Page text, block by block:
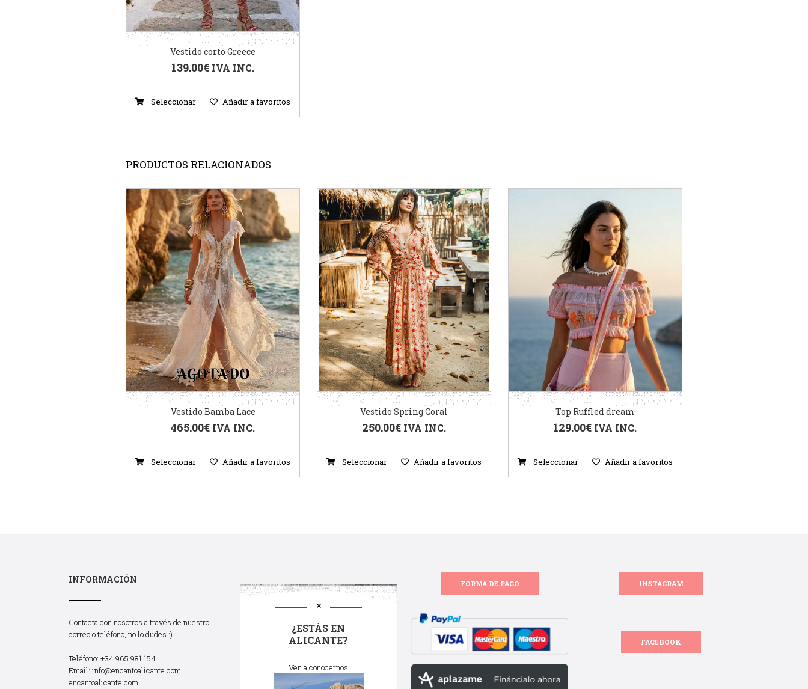
Vestido corto Greece
139.00€ IVA INC.
Seleccionar Añadir a favoritos
PRODUCTOS RELACIONADOS
Vestido Bamba Lace
465.00€ IVA INC.
Seleccionar Añadir a favoritos
Vestido Spring Coral
250.00€ IVA INC.
Seleccionar Añadir a favoritos
Top Ruffled dream
129.00€ IVA INC.
Seleccionar Añadir a favoritos
INFORMACIÓN
Contacta con nosotros a través de nuestro
correo o teléfono, no lo dudes :)
Teléfono: +34 965 981 154
Email: info@encantoalicante.com
encantoalicante.com
¿ESTÁS EN
ALICANTE?
Ven a conocernos
FORMA DE PAGO INSTAGRAM
FACEBOOK